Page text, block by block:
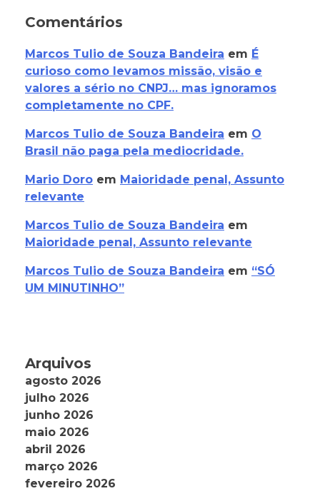
Comentários
Marcos Tulio de Souza Bandeira em É
curioso como levamos missão, visão e
valores a sério no CNPJ… mas ignoramos
completamente no CPF.
Marcos Tulio de Souza Bandeira em O
Brasil não paga pela mediocridade.
Mario Doro em Maioridade penal, Assunto
relevante
Marcos Tulio de Souza Bandeira em
Maioridade penal, Assunto relevante
Marcos Tulio de Souza Bandeira em “SÓ
UM MINUTINHO”
Arquivos
agosto 2026
julho 2026
junho 2026
maio 2026
abril 2026
março 2026
fevereiro 2026